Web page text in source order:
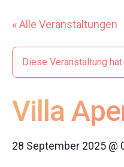
« Alle Veranstaltungen
Diese Veranstaltung
Villa
28 September 2025 @